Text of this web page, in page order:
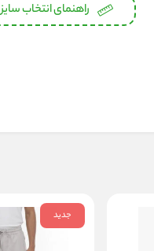
راهنمای انتخاب سایز
جدید